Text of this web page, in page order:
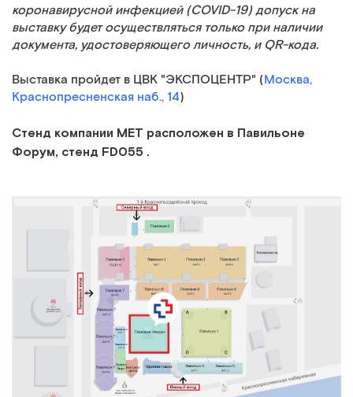
коронавирусной инфекцией (COVID-19) допуск на
выставку будет осуществляться только при наличии
документа, удостоверяющего личность, и QR-кода.
Выставка пройдет в ЦВК "ЭКСПОЦЕНТР" (Москва,
Краснопресненская наб., 14)
Стенд компании МЕТ расположен в Павильоне
Форум, стенд FD055 .